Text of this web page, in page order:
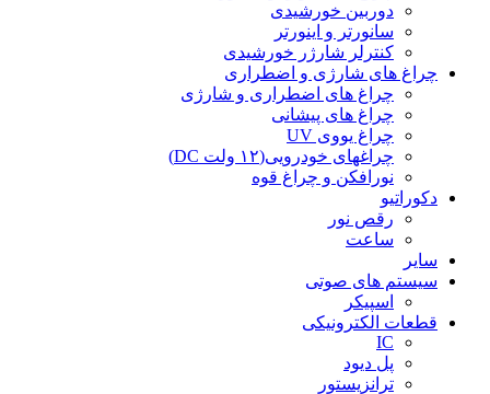
دوربین خورشیدی
سانورتر و اینورتر
کنترلر شارژر خورشیدی
چراغ های شارژی و اضطراری
چراغ های اضطراری و شارژی
چراغ های پیشانی
چراغ یووی UV
چراغهای خودرویی(۱۲ ولت DC)
نورافکن و چراغ قوه
دکوراتیو
رقص نور
ساعت
سایر
سیستم های صوتی
اسپیکر
قطعات الکترونیکی
IC
پل دیود
ترانزیستور